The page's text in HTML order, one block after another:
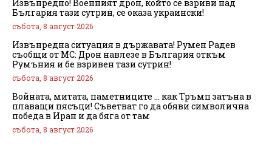
Извънредно! Военният дрон, който се взриви над
България тази сутрин, се оказа украински!
събота, 8 август 2026
Извънредна ситуация в държавата! Румен Радев
съобщи от МС: Дрон навлезе в България откъм
Румъния и бе взривен тази сутрин!
събота, 8 август 2026
Войната, митата, паметниците … как Тръмп затъна в
плаващи пясъци! Съветват го да обяви символична
победа в Иран и да бяга от там
събота, 8 август 2026